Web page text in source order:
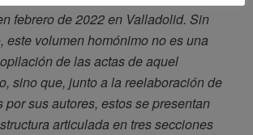
febrero de 2022 en Valladolid. Sin
este volumen homónimo no es una
de las actas de aquel
sino que, junto a la reelaboración de
por sus autores, estos se presentan
articulada en tres secciones